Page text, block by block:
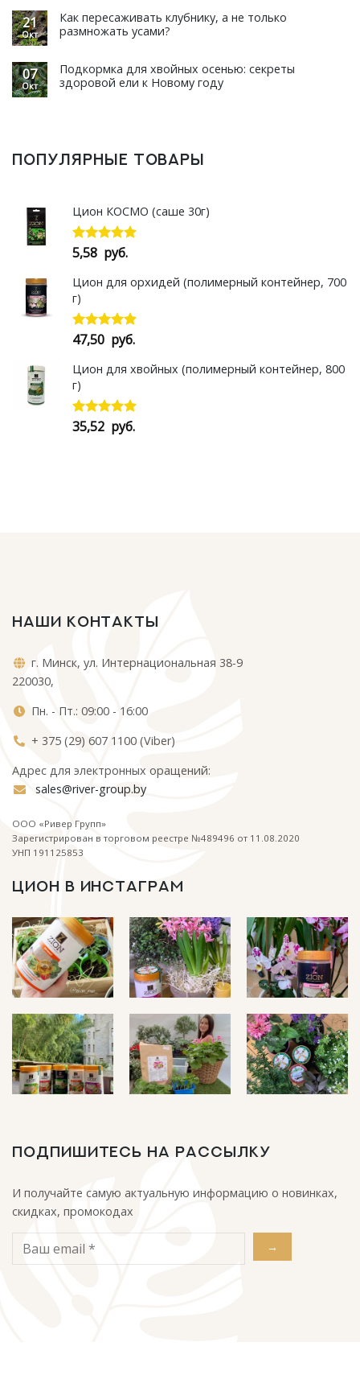
21
Окт
Как пересаживать клубнику, а не только
размножать усами?
07
Окт
Подкормка для хвойных осенью: секреты
здоровой ели к Новому году
ПОПУЛЯРНЫЕ ТОВАРЫ
Цион КОСМО (саше 30г)
Оценка
из 5
5,58 руб.
Цион для орхидей (полимерный контейнер, 700
г)
Оценка
из 5
47,50 руб.
Цион для хвойных (полимерный контейнер, 800
г)
Оценка
из 5
35,52 руб.
НАШИ КОНТАКТЫ
г. Минск, ул. Интернациональная 38-9
220030,
Пн. - Пт.: 09:00 - 16:00
+ 375 (29) 607 1100 (Viber)
Адрес для электронных оращений:
sales@river-group.by
ООО «Ривер Групп»
Зарегистрирован в торговом реестре №489496 от 11.08.2020
УНП 191125853
ЦИОН В ИНСТАГРАМ
ПОДПИШИТЕСЬ НА РАССЫЛКУ
И получайте самую актуальную информацию о новинках,
скидках, промокодах